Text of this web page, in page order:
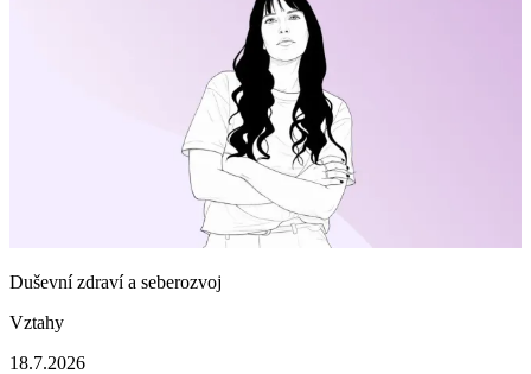
Duševní zdraví a seberozvoj
Vztahy
18.7.2026